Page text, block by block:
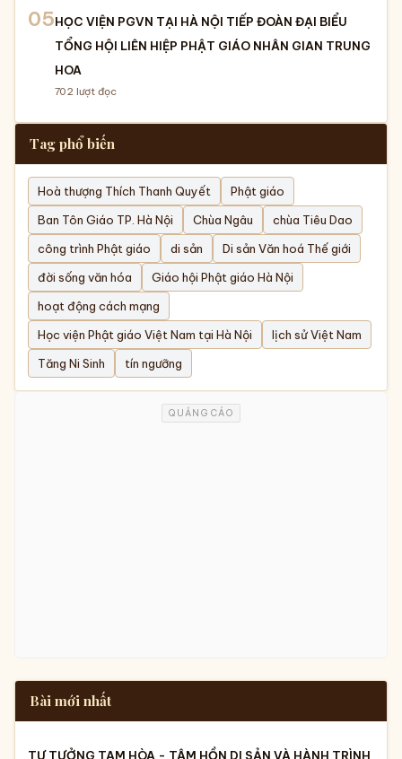
05HỌC VIỆN PGVN TẠI HÀ NỘI TIẾP ĐOÀN ĐẠI BIỂU
TỔNG HỘI LIÊN HIỆP PHẬT GIÁO NHÂN GIAN TRUNG
HOA
702 lượt đọc
Tag phổ biến
Hoà thượng Thích Thanh Quyết
Phật giáo
Ban Tôn Giáo TP. Hà Nội
Chùa Ngâu
chùa Tiêu Dao
công trình Phật giáo
di sản
Di sản Văn hoá Thế giới
đời sống văn hóa
Giáo hội Phật giáo Hà Nội
hoạt động cách mạng
Học viện Phật giáo Việt Nam tại Hà Nội
lịch sử Việt Nam
Tăng Ni Sinh
tín ngưỡng
QUẢNG CÁO